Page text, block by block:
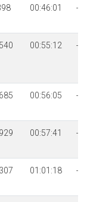
00:46:01
+
00:55:12
+
00:56:05
+
00:57:41
+
01:01:18
+